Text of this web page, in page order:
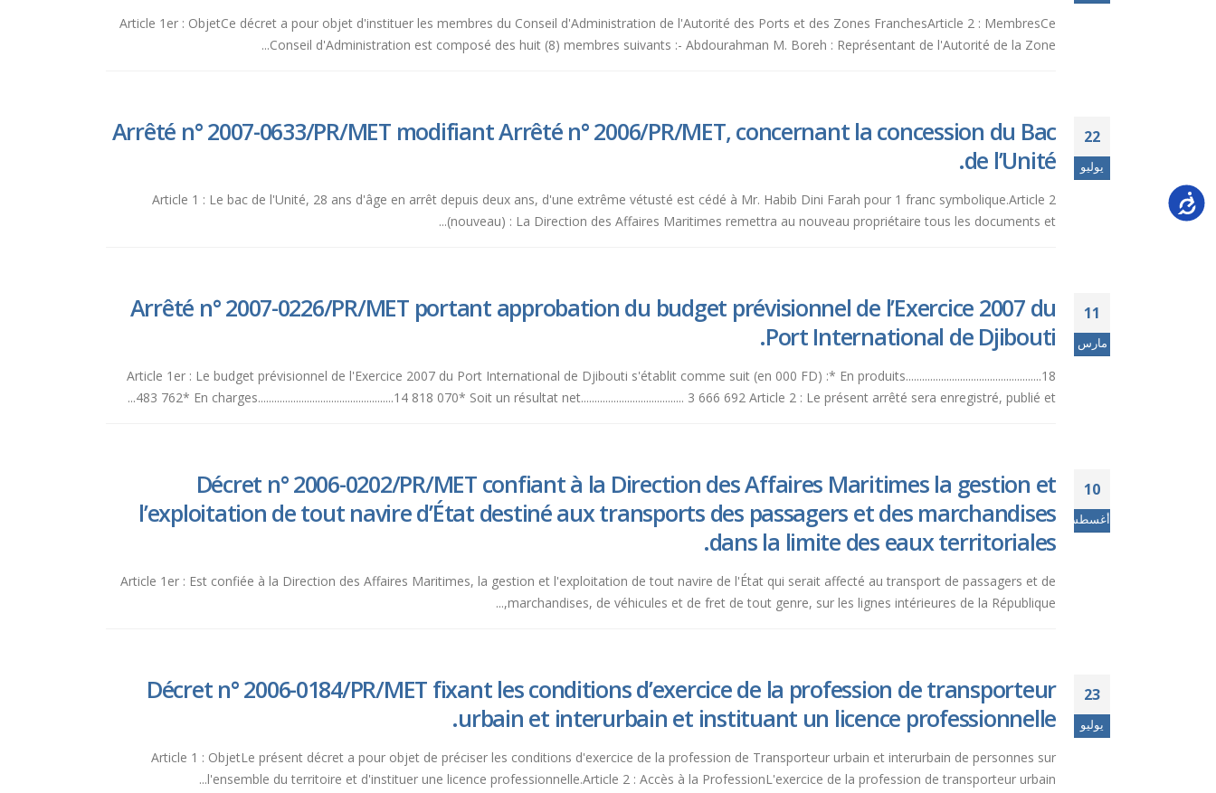
Article 1er : ObjetCe décret a pour objet d'instituer les membres du Conseil d'Administration de l'Autorité des Ports et des Zones FranchesArticle 2 : MembresCe
Conseil d'Administration est composé des huit (8) membres suivants :- Abdourahman M. Boreh : Représentant de l'Autorité de la Zone...
22
يوليو
Arrêté n° 2007-0633/PR/MET modifiant Arrêté n° 2006/PR/MET, concernant la concession du Bac
de l’Unité.
Article 1 : Le bac de l'Unité, 28 ans d'âge en arrêt depuis deux ans, d'une extrême vétusté est cédé à Mr. Habib Dini Farah pour 1 franc symbolique.Article 2
(nouveau) : La Direction des Affaires Maritimes remettra au nouveau propriétaire tous les documents et...
11
مارس
Arrêté n° 2007-0226/PR/MET portant approbation du budget prévisionnel de l’Exercice 2007 du
Port International de Djibouti.
Article 1er : Le budget prévisionnel de l'Exercice 2007 du Port International de Djibouti s'établit comme suit (en 000 FD) :* En produits..................................................18
483 762* En charges..................................................14 818 070* Soit un résultat net...................................... 3 666 692 Article 2 : Le présent arrêté sera enregistré, publié et...
10
أغسطس
Décret n° 2006-0202/PR/MET confiant à la Direction des Affaires Maritimes la gestion et
l’exploitation de tout navire d’État destiné aux transports des passagers et des marchandises
dans la limite des eaux territoriales.
Article 1er : Est confiée à la Direction des Affaires Maritimes, la gestion et l'exploitation de tout navire de l'État qui serait affecté au transport de passagers et de
marchandises, de véhicules et de fret de tout genre, sur les lignes intérieures de la République,...
23
يوليو
Décret n° 2006-0184/PR/MET fixant les conditions d’exercice de la profession de transporteur
urbain et interurbain et instituant un licence professionnelle.
Article 1 : ObjetLe présent décret a pour objet de préciser les conditions d'exercice de la profession de Transporteur urbain et interurbain de personnes sur
l'ensemble du territoire et d'instituer une licence professionnelle.Article 2 : Accès à la ProfessionL'exercice de la profession de transporteur urbain...